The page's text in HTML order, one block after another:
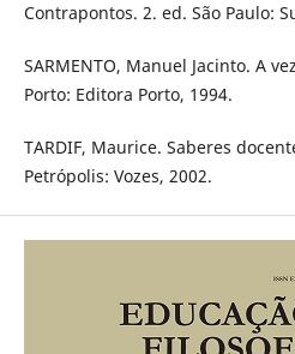
Contrapontos. 2. ed. São Paulo:
SARMENTO, Manuel Jacinto. A
Porto: Editora Porto, 1994.
TARDIF, Maurice. Saberes
Petrópolis: Vozes, 2002.